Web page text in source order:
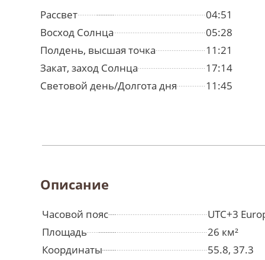
Рассвет
04:51
Восход Солнца
05:28
Полдень, высшая точка
11:21
Закат, заход Солнца
17:14
Световой день/Долгота дня
11:45
Описание
Часовой пояс
UTC+3
Площадь
26 км²
Координаты
55.8, 37.3